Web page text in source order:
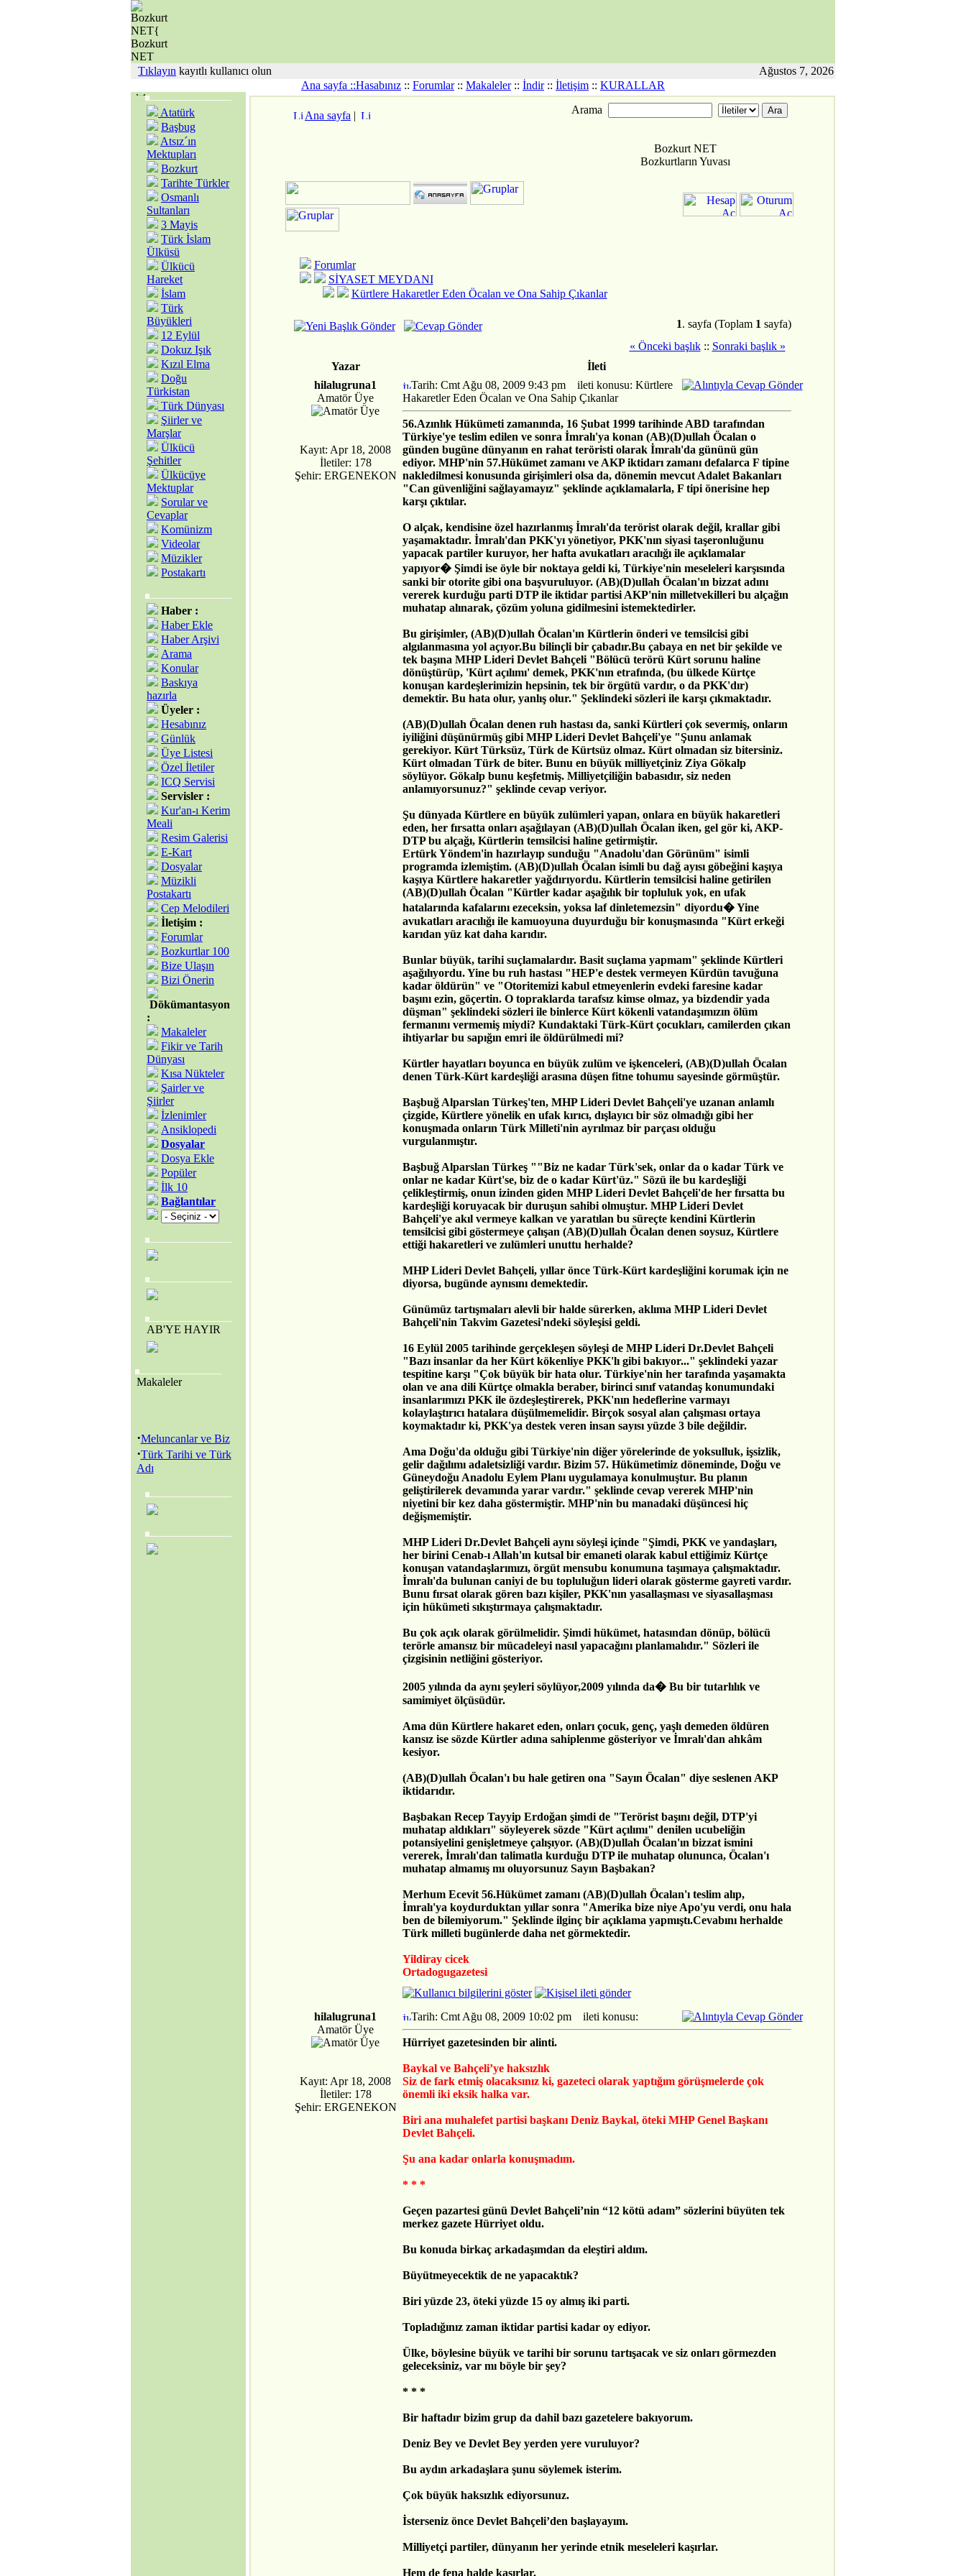
Tıklayın kayıtlı kullanıcı olun
Ağustos 7, 2026
Ana sayfa ::Hasabınız :: Forumlar:: Makaleler:: İndir:: İletişim :: KURALLAR
Atatürk
Başbug
Atsız´ın
Mektupları
Bozkurt
Tarihte Türkler
Osmanlı
Sultanları
3 Mayis
Türk İslam
Ülküsü
Ülkücü
Hareket
İslam
Türk
Büyükleri
12 Eylül
Dokuz Işık
Kızıl Elma
Doğu
Türkistan
Türk Dünyası
Şiirler ve
Marşlar
Ülkücü
Şehitler
Ülkücüye
Mektuplar
Sorular ve
Cevaplar
Komünizm
Videolar
Müzikler
Postakartı
Haber :
Haber Ekle
Haber Arşivi
Arama
Konular
Baskıya
hazırla
Üyeler :
Hesabınız
Günlük
Üye Listesi
Özel İletiler
ICQ Servisi
Servisler :
Kur'an-ı Kerim
Meali
Resim Galerisi
E-Kart
Dosyalar
Müzikli
Postakartı
Cep Melodileri
İletişim :
Forumlar
Bozkurtlar 100
Bize Ulaşın
Bizi Önerin
Dökümantasyon
:
Makaleler
Fikir ve Tarih
Dünyası
Kısa Nükteler
Şairler ve
Şiirler
İzlenimler
Ansiklopedi
Dosyalar
Dosya Ekle
Popüler
İlk 10
Bağlantılar
AB'YE HAYIR
Makaleler
·Türk Tarihi ve Türk
Adı
·Amerikan Genç
Hristiyanlar Cemiyeti
(Y.M.C.A.) ve
Amerikan Kolejleri
SEVR YASALARI
MECLİS’TEN
GEÇİRİLEREK
Ana sayfa | Arama
Bozkurt NET
Bozkurtların Yuvası
Forumlar
SİYASET MEYDANI
Kürtlere Hakaretler Eden Öcalan ve Ona Sahip Çıkanlar
1. sayfa (Toplam 1 sayfa)
« Önceki başlık:: Sonraki başlık »
Yazar
İleti
hilalugruna1
Amatör Üye
Kayıt: Apr 18, 2008
İletiler: 178
Şehir: ERGENEKON
Tarih: Cmt Ağu 08, 2009 9:43 pm
ileti konusu: Kürtlere
Hakaretler Eden Öcalan ve Ona Sahip Çıkanlar
56.Azınlık Hükümeti zamanında, 16 Şubat 1999 tarihinde ABD tarafından
Türkiye'ye teslim edilen ve sonra İmralı'ya konan (AB)(D)ullah Öcalan o
günden bugüne dünyanın en rahat teröristi olarak İmralı'da gününü gün
ediyor. MHP'nin 57.Hükümet zamanı ve AKP iktidarı zamanı defalarca F tipine
nakledilmesi konusunda girişimleri olsa da, dönemin mevcut Adalet Bakanları
"Can güvenliğini sağlayamayız" şeklinde açıklamalarla, F tipi önerisine hep
karşı çıktılar.
O alçak, kendisine özel hazırlanmış İmralı'da terörist olarak değil, krallar gibi
yaşamaktadır. İmralı'dan PKK'yı yönetiyor, PKK'nın siyasi taşeronluğunu
yapacak partiler kuruyor, her hafta avukatları aracılığı ile açıklamalar
yapıyor� Şimdi ise öyle bir noktaya geldi ki, Türkiye'nin meseleleri karşısında
sanki bir otorite gibi ona başvuruluyor. (AB)(D)ullah Öcalan'ın bizzat adını
vererek kurduğu parti DTP ile iktidar partisi AKP'nin milletvekilleri bu alçağın
muhatap alınarak, çözüm yoluna gidilmesini istemektedirler.
Bu girişimler, (AB)(D)ullah Öcalan'ın Kürtlerin önderi ve temsilcisi gibi
algılanmasına yol açıyor.Bu bilinçli bir çabadır.Bu çabaya en net bir şekilde ve
tek başına MHP Lideri Devlet Bahçeli "Bölücü terörü Kürt sorunu haline
dönüştürüp, 'Kürt açılımı' demek, PKK'nın etrafında, (bu ülkede Kürtçe
konuşan kardeşlerimizin hepsinin, tek bir örgütü vardır, o da PKK'dır)
demektir. Bu hata olur, yanlış olur." Şeklindeki sözleri ile karşı çıkmaktadır.
(AB)(D)ullah Öcalan denen ruh hastası da, sanki Kürtleri çok severmiş, onların
iyiliğini düşünürmüş gibi MHP Lideri Devlet Bahçeli'ye "Şunu anlamak
gerekiyor. Kürt Türksüz, Türk de Kürtsüz olmaz. Kürt olmadan siz bitersiniz.
Kürt olmadan Türk de biter. Bunu en büyük milliyetçiniz Ziya Gökalp
söylüyor. Gökalp bunu keşfetmiş. Milliyetçiliğin babasıdır, siz neden
anlamıyorsunuz?" şeklinde cevap veriyor.
Şu dünyada Kürtlere en büyük zulümleri yapan, onlara en büyük hakaretleri
eden, her fırsatta onları aşağılayan (AB)(D)ullah Öcalan iken, gel gör ki, AKP-
DTP bu alçağı, Kürtlerin temsilcisi haline getirmiştir.
Ertürk Yöndem'in hazırlayıp sunduğu "Anadolu'dan Görünüm" isimli
programda izlemiştim. (AB)(D)ullah Öcalan isimli bu dağ ayısı göbeğini kaşıya
kaşıya Kürtlere hakaretler yağdırıyordu. Kürtlerin temsilcisi haline getirilen
(AB)(D)ullah Öcalan "Kürtler kadar aşağılık bir topluluk yok, en ufak
hatalarında kafalarını ezeceksin, yoksa laf dinletemezsin" diyordu� Yine
avukatları aracılığı ile kamuoyuna duyurduğu bir konuşmasında "Kürt erkeği
karıdan yüz kat daha karıdır.
Bunlar büyük, tarihi suçlamalardır. Basit suçlama yapmam" şeklinde Kürtleri
aşağılıyordu. Yine bu ruh hastası "HEP'e destek vermeyen Kürdün tavuğuna
kadar öldürün" ve "Otoritemizi kabul etmeyenlerin evdeki faresine kadar
başını ezin, göçertin. O topraklarda tarafsız kimse olmaz, ya bizdendir yada
düşman" şeklindeki sözleri ile binlerce Kürt kökenli vatandaşımızın ölüm
fermanını vermemiş miydi? Kundaktaki Türk-Kürt çocukları, camilerden çıkan
ihtiyarlar bu sapığın emri ile öldürülmedi mi?
Kürtler hayatları boyunca en büyük zulüm ve işkenceleri, (AB)(D)ullah Öcalan
denen Türk-Kürt kardeşliği arasına düşen fitne tohumu sayesinde görmüştür.
Başbuğ Alparslan Türkeş'ten, MHP Lideri Devlet Bahçeli'ye uzanan anlamlı
çizgide, Kürtlere yönelik en ufak kırıcı, dışlayıcı bir söz olmadığı gibi her
konuşmada onların Türk Milleti'nin ayrılmaz bir parçası olduğu
vurgulanmıştır.
Başbuğ Alparslan Türkeş ""Biz ne kadar Türk'sek, onlar da o kadar Türk ve
onlar ne kadar Kürt'se, biz de o kadar Kürt'üz." Sözü ile bu kardeşliği
çelikleştirmiş, onun izinden giden MHP Lideri Devlet Bahçeli'de her fırsatta bu
kardeşliği koruyacak bir duruşun sahibi olmuştur. MHP Lideri Devlet
Bahçeli'ye akıl vermeye kalkan ve yaratılan bu süreçte kendini Kürtlerin
temsilcisi gibi göstermeye çalışan (AB)(D)ullah Öcalan denen soysuz, Kürtlere
ettiği hakaretleri ve zulümleri unuttu herhalde?
MHP Lideri Devlet Bahçeli, yıllar önce Türk-Kürt kardeşliğini korumak için ne
diyorsa, bugünde aynısını demektedir.
Günümüz tartışmaları alevli bir halde sürerken, aklıma MHP Lideri Devlet
Bahçeli'nin Takvim Gazetesi'ndeki söyleşisi geldi.
16 Eylül 2005 tarihinde gerçekleşen söyleşi de MHP Lideri Dr.Devlet Bahçeli
"Bazı insanlar da her Kürt kökenliye PKK'lı gibi bakıyor..." şeklindeki yazar
tespitine karşı "Çok büyük bir hata olur. Türkiye'nin her tarafında yaşamakta
olan ve ana dili Kürtçe olmakla beraber, birinci sınıf vatandaş konumundaki
insanlarımızı PKK ile özdeşleştirerek, PKK'nın hedeflerine varmayı
kolaylaştırıcı hatalara düşülmemelidir. Birçok sosyal alan çalışması ortaya
koymaktadır ki, PKK'ya destek veren insan sayısı yüzde 3 bile değildir.
Ama Doğu'da olduğu gibi Türkiye'nin diğer yörelerinde de yoksulluk, işsizlik,
gelir dağılımı adaletsizliği vardır. Bizim 57. Hükümetimiz döneminde, Doğu ve
Güneydoğu Anadolu Eylem Planı uygulamaya konulmuştur. Bu planın
geliştirilerek devamında yarar vardır." şeklinde cevap vererek MHP'nin
niyetini bir kez daha göstermiştir. MHP'nin bu manadaki düşüncesi hiç
değişmemiştir.
MHP Lideri Dr.Devlet Bahçeli aynı söyleşi içinde "Şimdi, PKK ve yandaşları,
her birini Cenab-ı Allah'ın kutsal bir emaneti olarak kabul ettiğimiz Kürtçe
konuşan vatandaşlarımızı, örgüt mensubu konumuna taşımaya çalışmaktadır.
İmralı'da bulunan caniyi de bu topluluğun lideri olarak gösterme gayreti vardır.
Bunu fırsat olarak gören bazı kişiler, PKK'nın yasallaşması ve siyasallaşması
için hükümeti sıkıştırmaya çalışmaktadır.
Bu çok açık olarak görülmelidir. Şimdi hükümet, hatasından dönüp, bölücü
terörle amansız bir mücadeleyi nasıl yapacağını planlamalıdır." Sözleri ile
çizgisinin netliğini gösteriyor.
2005 yılında da aynı şeyleri söylüyor,2009 yılında da� Bu bir tutarlılık ve
samimiyet ölçüsüdür.
Ama dün Kürtlere hakaret eden, onları çocuk, genç, yaşlı demeden öldüren
kansız ise sözde Kürtler adına sahiplenme gösteriyor ve İmralı'dan ahkâm
kesiyor.
(AB)(D)ullah Öcalan'ı bu hale getiren ona "Sayın Öcalan" diye seslenen AKP
iktidarıdır.
Başbakan Recep Tayyip Erdoğan şimdi de "Terörist başını değil, DTP'yi
muhatap aldıkları" söyleyerek sözde "Kürt açılımı" denilen ucubeliğin
potansiyelini genişletmeye çalışıyor. (AB)(D)ullah Öcalan'ın bizzat ismini
vererek, İmralı'dan talimatla kurduğu DTP ile muhatap olununca, Öcalan'ı
muhatap almamış mı oluyorsunuz Sayın Başbakan?
Merhum Ecevit 56.Hükümet zamanı (AB)(D)ullah Öcalan'ı teslim alıp,
İmralı'ya koydurduktan yıllar sonra "Amerika bize niye Apo'yu verdi, onu hala
ben de bilemiyorum." Şeklinde ilginç bir açıklama yapmıştı.Cevabını herhalde
Türk milleti bugünlerde daha net görmektedir.
Yildiray cicek
Ortadogugazetesi
hilalugruna1
Amatör Üye
Kayıt: Apr 18, 2008
İletiler: 178
Şehir: ERGENEKON
Tarih: Cmt Ağu 08, 2009 10:02 pm ileti konusu:
Hürriyet gazetesinden bir alinti.
Baykal ve Bahçeli’ye haksızlık
Siz de fark etmiş olacaksınız ki, gazeteci olarak yaptığım görüşmelerde çok
önemli iki eksik halka var.
Biri ana muhalefet partisi başkanı Deniz Baykal, öteki MHP Genel Başkanı
Devlet Bahçeli.
Şu ana kadar onlarla konuşmadım.
* * *
Geçen pazartesi günü Devlet Bahçeli’nin “12 kötü adam” sözlerini büyüten tek
merkez gazete Hürriyet oldu.
Bu konuda birkaç arkadaşımdan da eleştiri aldım.
Büyütmeyecektik de ne yapacaktık?
Biri yüzde 23, öteki yüzde 15 oy almış iki parti.
Topladığınız zaman iktidar partisi kadar oy ediyor.
Ülke, böylesine büyük ve tarihi bir sorunu tartışacak ve siz onları görmezden
geleceksiniz, var mı böyle bir şey?
* * *
Bir haftadır bizim grup da dahil bazı gazetelere bakıyorum.
Deniz Bey ve Devlet Bey yerden yere vuruluyor?
Bu aydın arkadaşlara şunu söylemek isterim.
Çok büyük haksızlık ediyorsunuz.
İsterseniz önce Devlet Bahçeli’den başlayayım.
Milliyetçi partiler, dünyanın her yerinde etnik meseleleri kaşırlar.
Hem de fena halde kaşırlar.